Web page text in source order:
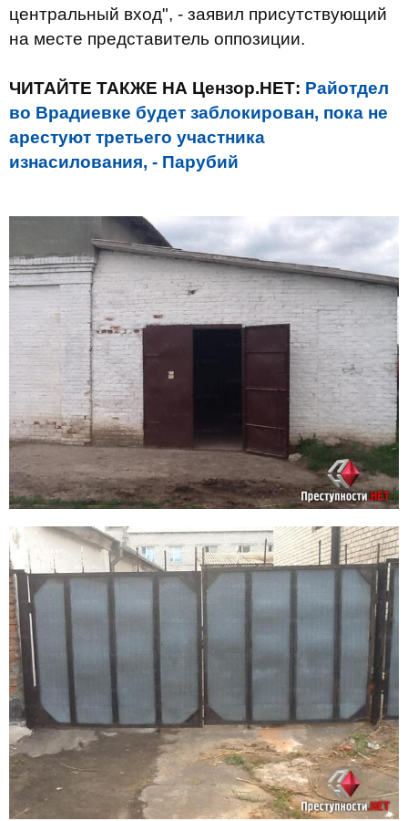
центральный вход", - заявил присутствующий
на месте представитель оппозиции.
ЧИТАЙТЕ ТАКЖЕ НА Цензор.НЕТ: Райотдел
во Врадиевке будет заблокирован, пока не
арестуют третьего участника
изнасилования, - Парубий